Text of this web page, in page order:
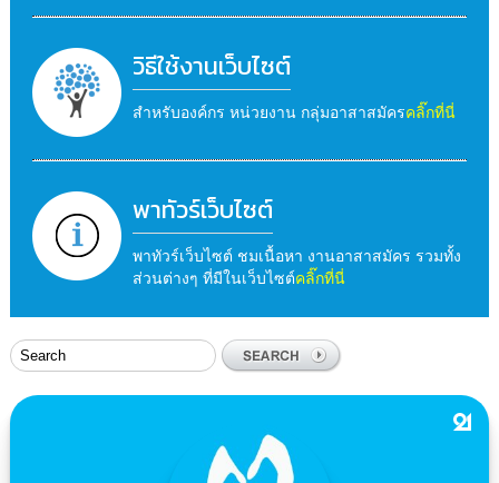
วิธีใช้งานเว็บไซต์
สำหรับองค์กร หน่วยงาน กลุ่มอาสาสมัครคลิ๊กที่นี่
พาทัวร์เว็บไซต์
พาทัวร์เว็บไซต์ ชมเนื้อหา งานอาสาสมัคร รวมทั้ง
ส่วนต่างๆ ที่มีในเว็บไซต์คลิ๊กที่นี่